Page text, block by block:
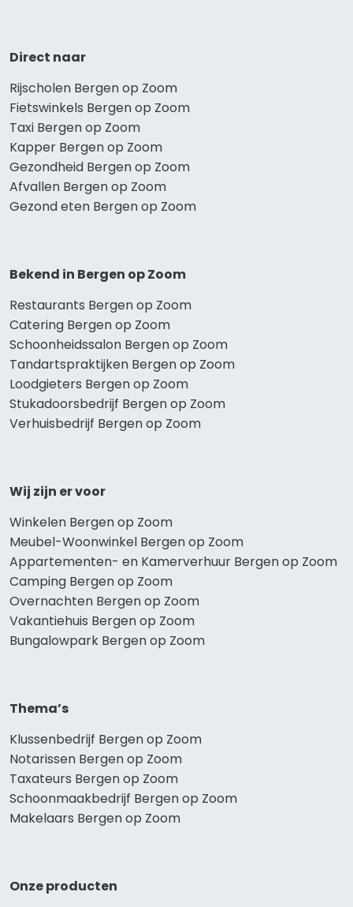
Direct naar
Rijscholen Bergen op Zoom
Fietswinkels Bergen op Zoom
Taxi Bergen op Zoom
Kapper Bergen op Zoom
Gezondheid Bergen op Zoom
Afvallen Bergen op Zoom
Gezond eten Bergen op Zoom
Bekend in Bergen op Zoom
Restaurants Bergen op Zoom
Catering Bergen op Zoom
Schoonheidssalon Bergen op Zoom
Tandartspraktijken Bergen op Zoom
Loodgieters Bergen op Zoom
Stukadoorsbedrijf Bergen op Zoom
Verhuisbedrijf Bergen op Zoom
Wij zijn er voor
Winkelen Bergen op Zoom
Meubel-Woonwinkel Bergen op Zoom
Appartementen- en Kamerverhuur Bergen op Zoom
Camping Bergen op Zoom
Overnachten Bergen op Zoom
Vakantiehuis Bergen op Zoom
Bungalowpark Bergen op Zoom
Thema’s
Klussenbedrijf Bergen op Zoom
Notarissen Bergen op Zoom
Taxateurs Bergen op Zoom
Schoonmaakbedrijf Bergen op Zoom
Makelaars Bergen op Zoom
Onze producten